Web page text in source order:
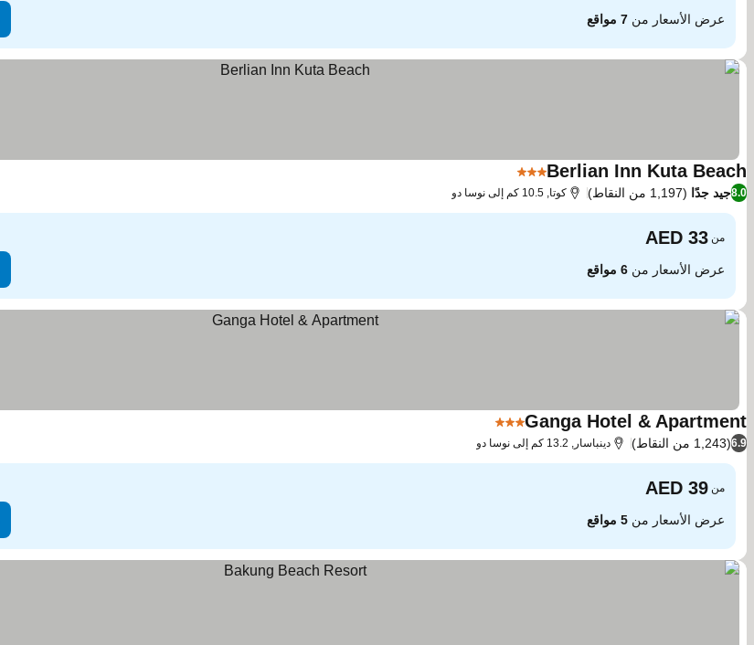
عرض الأسعار من 7 مواقع
Berlian Inn Kuta Beach3 عدد النجوم
8.0جيد جدًا (1,197 من النقاط) كوتا, 10.5 كم إلى نوسا دو
من
عرض الأسعار من 6 مواقع
Ganga Hotel & Apartment3 عدد النجوم
6.9(1,243 من النقاط) دينباسار, 13.2 كم إلى نوسا دو
من
عرض الأسعار من 5 مواقع